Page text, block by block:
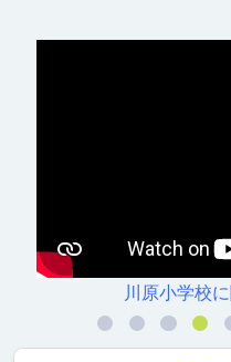
川原小学校